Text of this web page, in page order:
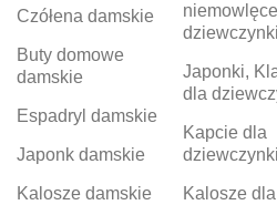
Czółena damskie
Buty domowe
damskie
Espadryl damskie
Japonk damskie
Kalosze damskie
dziewczynki
Japonki,
dla
Kapcie dla
dziewczynki
Kalosze dla